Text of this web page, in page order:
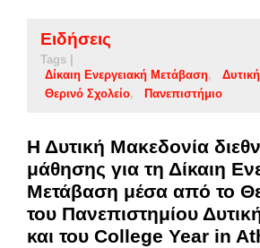
Ειδήσεις
Tags |
Δίκαιη Ενεργειακή Μετάβαση
Θερινό Σχολείο
Πανεπιστήμιο
Η Δυτική Μακεδονία
μάθησης για τη Δίκαιη
Μετάβαση μέσα από το
του Πανεπιστημίου
και του College Year in